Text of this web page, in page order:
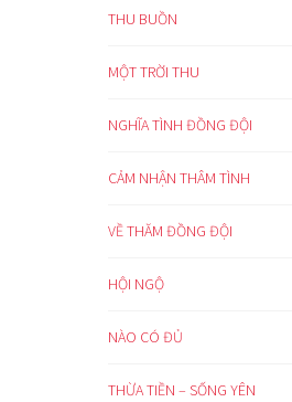
THU BUỒN
MỘT TRỜI THU
NGHĨA TÌNH ĐỒNG ĐỘI
CẢM NHẬN THÂM TÌNH
VỀ THĂM ĐỒNG ĐỘI
HỘI NGỘ
NÀO CÓ ĐỦ
THỪA TIỀN – SỐNG YÊN